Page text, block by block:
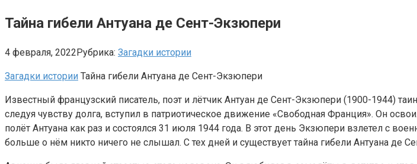
Тайна гибели Антуана де Сент-Экзюпери
4 февраля, 2022Рубрика: Загадки истории
Загадки истории Тайна гибели Антуана де Сент-Экзюпери
Известный французский писатель, поэт и лётчик Антуан де Сент-Экзюпери (1900-1944)
следуя чувству долга, вступил в патриотическое движение «Свободная Франция». Он
полёт Антуана как раз и состоялся 31 июля 1944 года. В этот день Экзюпери взлетел с
больше о нём никто ничего не слышал. С тех дней и существует тайна гибели Антуана де